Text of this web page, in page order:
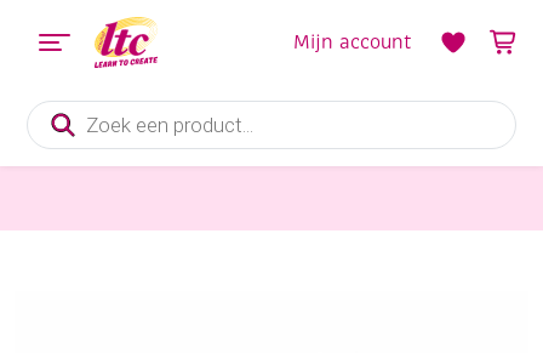
Producten
zoeken
Mijn account